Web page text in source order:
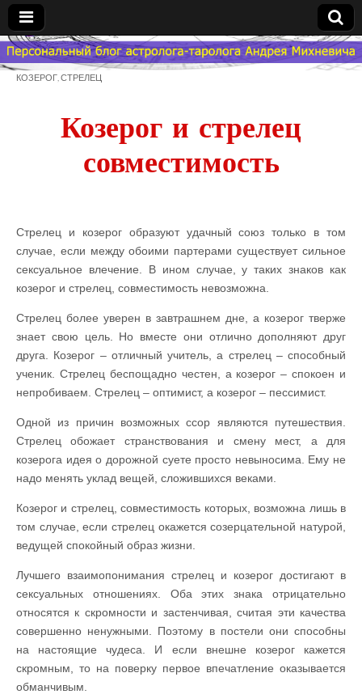
Гороскоп
Мой
Знак
— MZZ
КОЗЕРОГ СТРЕЛЕЦ
Козерог и стрелец
совместимость
Стрелец и козерог образуют удачный союз только в том
случае, если между обоими партерами существует сильное
сексуальное влечение. В ином случае, у таких знаков как
козерог и стрелец, совместимость невозможна.
Стрелец более уверен в завтрашнем дне, а козерог тверже
знает свою цель. Но вместе они отлично дополняют друг
друга. Козерог – отличный учитель, а стрелец – способный
ученик. Стрелец беспощадно честен, а козерог – спокоен и
непробиваем. Стрелец – оптимист, а козерог – пессимист.
Одной из причин возможных ссор являются путешествия.
Стрелец обожает странствования и смену мест, а для
козерога идея о дорожной суете просто невыносима. Ему не
надо менять уклад вещей, сложившихся веками.
Козерог и стрелец, совместимость которых, возможна лишь в
том случае, если стрелец окажется созерцательной натурой,
ведущей спокойный образ жизни.
Лучшего взаимопонимания стрелец и козерог достигают в
сексуальных отношениях. Оба этих знака отрицательно
относятся к скромности и застенчивая, считая эти качества
совершенно ненужными. Поэтому в постели они способны
на настоящие чудеса. И если внешне козерог кажется
скромным, то на поверку первое впечатление оказывается
обманчивым.